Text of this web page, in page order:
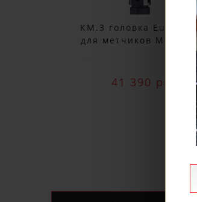
КМ.3 головка Euroboor
для метчиков M8 -M20
41 390 р.